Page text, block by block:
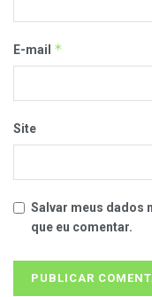
E-mail *
Site
Salvar meus dados
que eu comentar.